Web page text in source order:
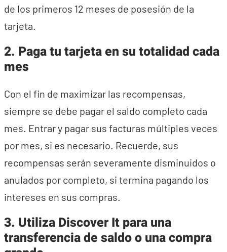
de los primeros 12 meses de posesión de la
tarjeta.
2. Paga tu tarjeta en su totalidad cada
mes
Con el fin de maximizar las recompensas,
siempre se debe pagar el saldo completo cada
mes. Entrar y pagar sus facturas múltiples veces
por mes, si es necesario. Recuerde, sus
recompensas serán severamente disminuidos o
anulados por completo, si termina pagando los
intereses en sus compras.
3. Utiliza Discover It para una
transferencia de saldo o una compra